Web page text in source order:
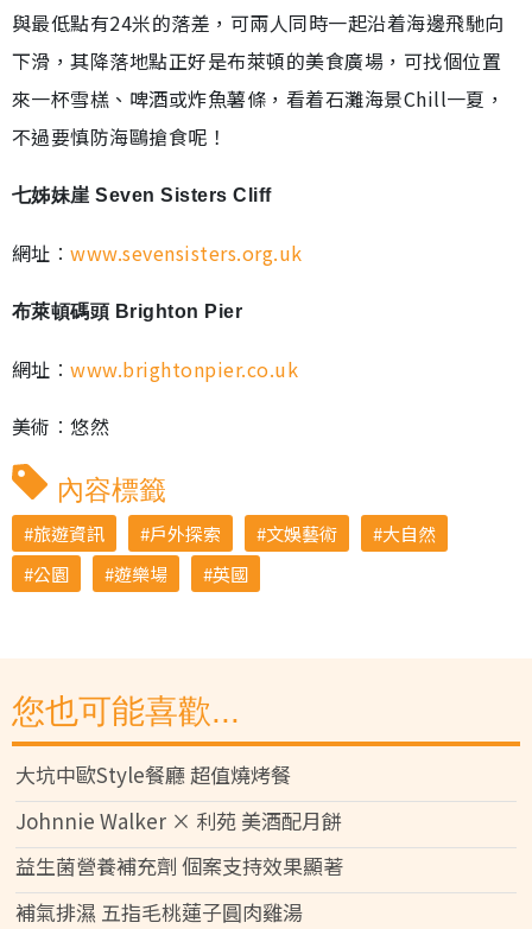
與最低點有24米的落差，可兩人同時一起沿着海邊飛馳向
下滑，其降落地點正好是布萊頓的美食廣場，可找個位置
來一杯雪榚、啤酒或炸魚薯條，看着石灘海景Chill一夏，
不過要慎防海鷗搶食呢！
七姊妹崖 Seven Sisters Cliff
網址︰www.sevensisters.org.uk
布萊頓碼頭 Brighton Pier
網址︰www.brightonpier.co.uk
美術︰悠然
內容標籤
旅遊資訊 戶外探索 文娛藝術
大自然
公園
遊樂場 英國
您也可能喜歡...
大坑中歐Style餐廳 超值燒烤餐
Johnnie Walker × 利苑 美酒配月餅
益生菌營養補充劑 個案支持效果顯著
補氣排濕 五指毛桃蓮子圓肉雞湯